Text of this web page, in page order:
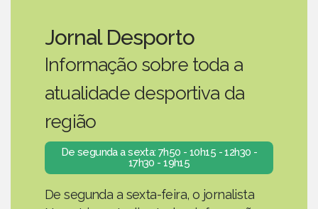
Jornal Desporto
Informação sobre toda a
atualidade desportiva da
região
De segunda a sexta: 7h50 - 10h15 - 12h30 -
17h30 - 19h15
De segunda a sexta-feira, o jornalista